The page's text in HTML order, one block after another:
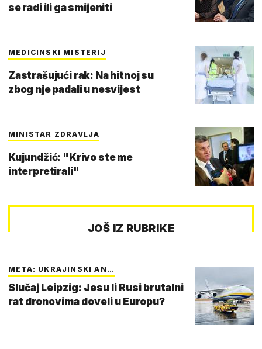
se radi ili ga smijeniti
MEDICINSKI MISTERIJ
Zastrašujući rak: Na hitnoj su
zbog nje padali u nesvijest
MINISTAR ZDRAVLJA
Kujundžić: "Krivo ste me
interpretirali"
JOŠ IZ RUBRIKE
META: UKRAJINSKI AN…
Slučaj Leipzig: Jesu li Rusi brutalni
rat dronovima doveli u Europu?